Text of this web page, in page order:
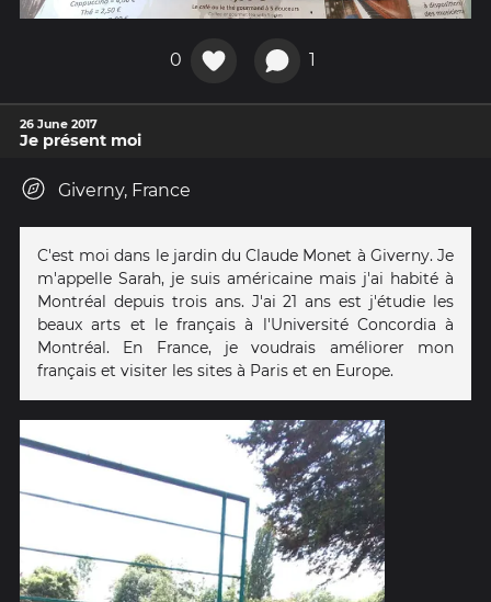
0 1
26 June 2017
Je présent moi
Giverny, France
C'est moi dans le jardin du Claude Monet à Giverny. Je
m'appelle Sarah, je suis américaine mais j'ai habité à
Montréal depuis trois ans. J'ai 21 ans est j'étudie les
beaux arts et le français à l'Université Concordia à
Montréal. En France, je voudrais améliorer mon
français et visiter les sites à Paris et en Europe.